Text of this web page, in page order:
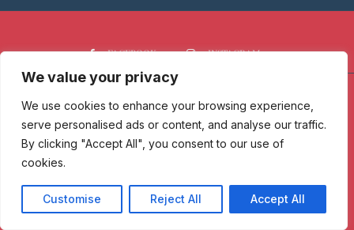
We value your privacy
We use cookies to enhance your browsing experience,
serve personalised ads or content, and analyse our traffic.
By clicking "Accept All", you consent to our use of
cookies.
Customise Reject All Accept All
FACEBOOK INSTAGRAM
HOME CHI SIAMO PGTOP5
RISTORANTI
VINO
SPIRITS NEWS
Passione Gourmet è una testata giornalistica registrata presso il
n. 30212/2017 del 07/09/2017.
Copyright © 2025 Passione Gourmet, All Rights Reserved - Privacy